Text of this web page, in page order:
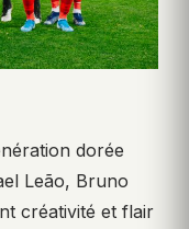
dorée
Leão, Bruno
créativité et flair